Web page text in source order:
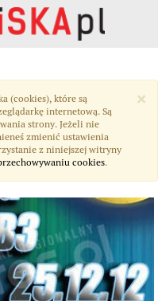
×
(cookies), które są
internetową. Są
strony. Jeżeli nie
zmienić ustawienia
z niniejszej witryny
cookies.